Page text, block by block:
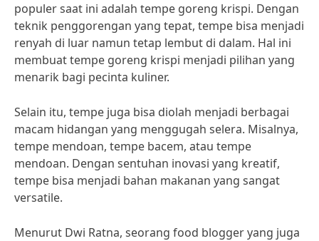
populer saat ini adalah tempe goreng krispi. Dengan
teknik penggorengan yang tepat, tempe bisa menjadi
renyah di luar namun tetap lembut di dalam. Hal ini
membuat tempe goreng krispi menjadi pilihan yang
menarik bagi pecinta kuliner.
Selain itu, tempe juga bisa diolah menjadi berbagai
macam hidangan yang menggugah selera. Misalnya,
tempe mendoan, tempe bacem, atau tempe
mendoan. Dengan sentuhan inovasi yang kreatif,
tempe bisa menjadi bahan makanan yang sangat
versatile.
Menurut Dwi Ratna, seorang food blogger yang juga